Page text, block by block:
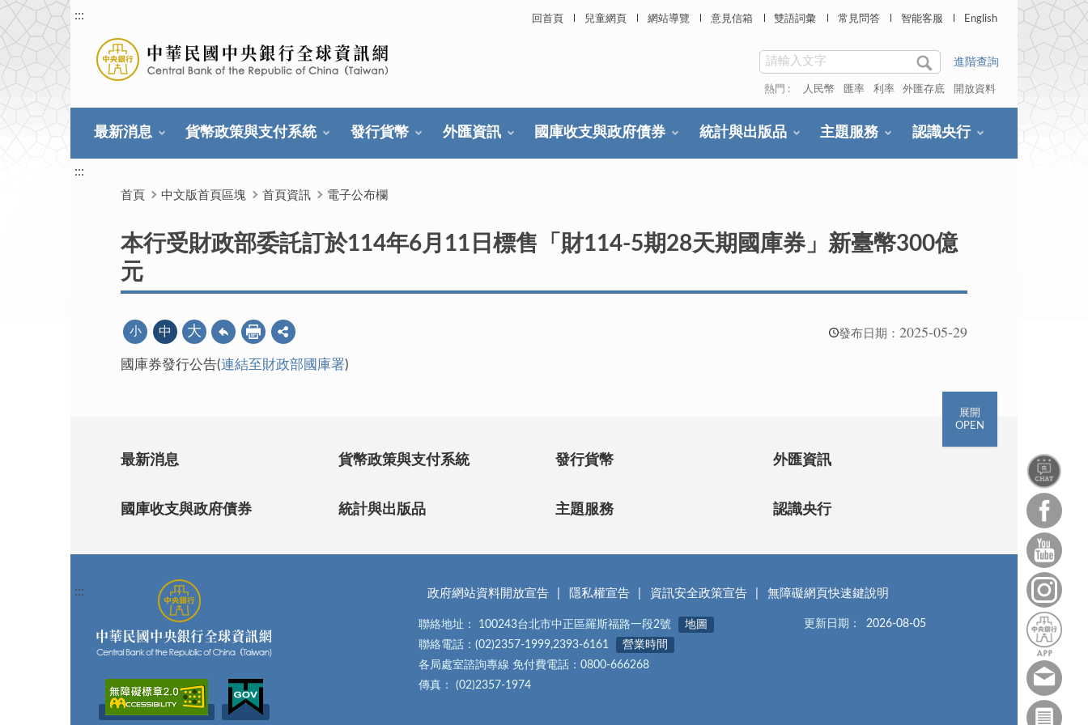
回首頁 兒童網頁 網站導覽 意見信箱 雙語詞彙 常見問答 智能客服 English
:::
進階查詢
熱門 : 人民幣 匯率 利率 外匯存底 開放資料
最新消息 貨幣政策與支付系統 發行貨幣 外匯資訊 國庫收支與政府債券 統計與出版品 主題服務 認識央行
:::
首頁 中文版首頁區塊 首頁資訊 電子公布欄
本行受財政部委託訂於114年6月11日標售「財114-5期28天期國庫券」新臺幣300億
元
發布日期： 2025-05-29
小 中 大
國庫券發行公告(連結至財政部國庫署)
展開
OPEN
最新消息 貨幣政策與支付系統 發行貨幣 外匯資訊
國庫收支與政府債券 統計與出版品 主題服務 認識央行
::: 政府網站資料開放宣告 隱私權宣告 資訊安全政策宣告 無障礙網頁快速鍵說明
聯絡地址： 100243台北市中正區羅斯福路一段2號
地圖
聯絡電話：(02)2357-1999,2393-6161
營業時間
各局處室諮詢專線 免付費電話：0800-666268
傳真： (02)2357-1974
更新日期： 2026-08-05